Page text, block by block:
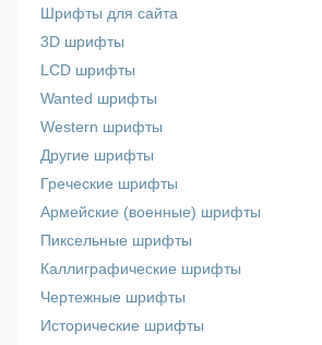
Шрифты для сайта
3D шрифты
LCD шрифты
Wanted шрифты
Western шрифты
Другие шрифты
Греческие шрифты
Армейские (военные) шрифты
Пиксельные шрифты
Каллиграфические шрифты
Чертежные шрифты
Исторические шрифты